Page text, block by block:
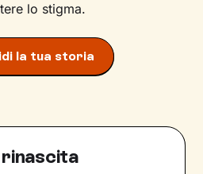
lo stigma.
la tua storia